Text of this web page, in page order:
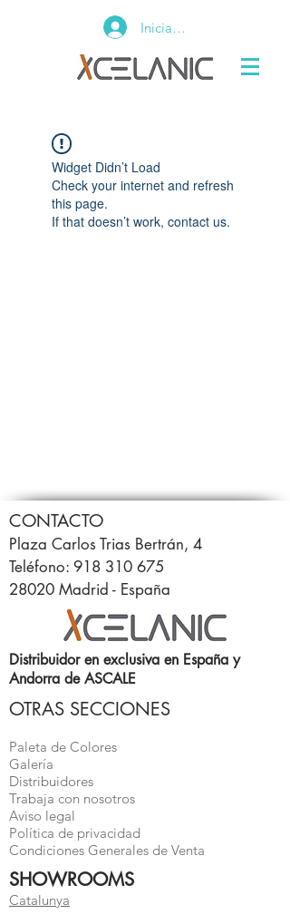
Iniciar sesión
Widget Didn’t Load
Check your internet and refresh
this page.
If that doesn’t work, contact us.
CONTACTO
Plaza Carlos Trias Bertrán, 4
Teléfono: 918 310 675
28020 Madrid - España
Distribuidor en exclusiva en España y
Andorra de ASCALE
OTRAS SECCIONES
Paleta de Colores
Galería
Distribuidores
Trabaja con nosotros
Aviso legal
Política de privacidad
Condiciones Generales de Venta
SHOWROOMS
Catalunya